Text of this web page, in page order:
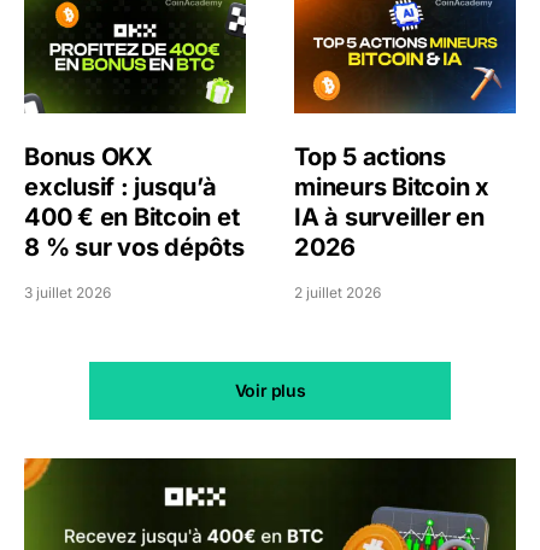
Bonus OKX
exclusif : jusqu’à
400 € en Bitcoin et
8 % sur vos dépôts
3 juillet 2026
Top 5 actions
mineurs Bitcoin x
IA à surveiller en
2026
2 juillet 2026
Voir plus